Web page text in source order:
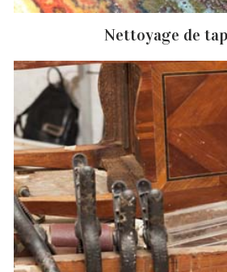
Nettoyage de